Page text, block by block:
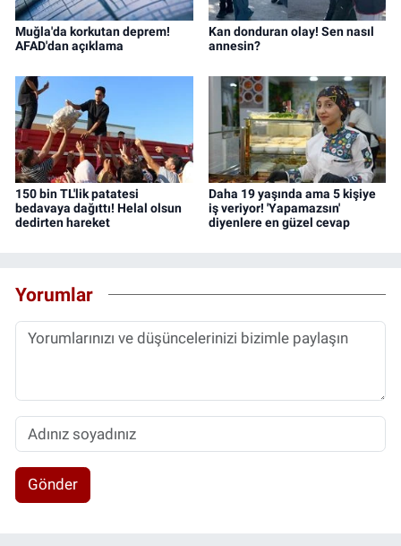
Muğla'da korkutan deprem!
AFAD'dan açıklama
Kan donduran olay! Sen nasıl
annesin?
150 bin TL'lik patatesi
bedavaya dağıttı! Helal olsun
dedirten hareket
Daha 19 yaşında ama 5 kişiye
iş veriyor! 'Yapamazsın'
diyenlere en güzel cevap
Yorumlar
Gönder